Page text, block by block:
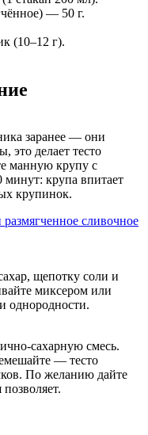
— 50 г.
(10–12 г).
заранее — они
это делает тесто
манную крупу с
минут: крупа впитает
крупинок.
щепотку соли и
миксером или
однородности.
сахарную смесь.
— тесто
По желанию дайте